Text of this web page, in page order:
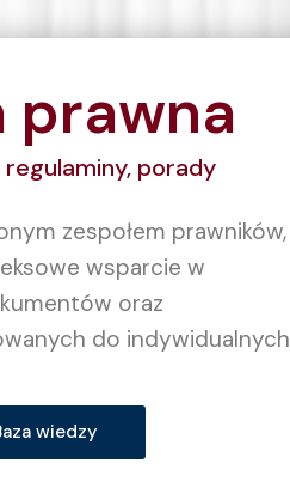
prawna
porady
zespołem prawników,
wsparcie w
oraz
do indywidualnych
wiedzy